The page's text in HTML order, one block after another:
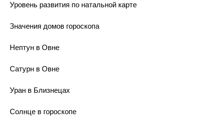
Уровень развития по натальной карте
Значения домов гороскопа
Нептун в Овне
Сатурн в Овне
Уран в Близнецах
Солнце в гороскопе